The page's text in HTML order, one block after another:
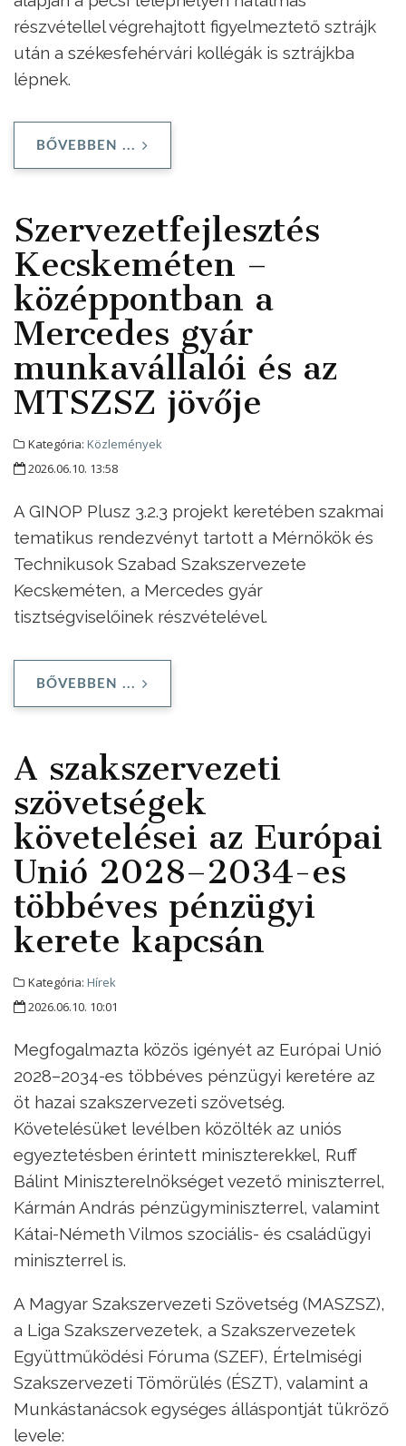
részvétellel végrehajtott figyelmeztető sztrájk
után a székesfehérvári kollégák is sztrájkba
lépnek.
BŐVEBBEN ...
Szervezetfejlesztés
Kecskeméten –
középpontban a
Mercedes gyár
munkavállalói és az
MTSZSZ jövője
Kategória: Közlemények
2026.06.10. 13:58
A GINOP Plusz 3.2.3 projekt keretében szakmai
tematikus rendezvényt tartott a Mérnökök és
Technikusok Szabad Szakszervezete
Kecskeméten, a Mercedes gyár
tisztségviselőinek részvételével.
BŐVEBBEN ...
A szakszervezeti
szövetségek
követelései az Európai
Unió 2028–2034-es
többéves pénzügyi
kerete kapcsán
Kategória: Hírek
2026.06.10. 10:01
Megfogalmazta közös igényét az Európai Unió
2028–2034-es többéves pénzügyi keretére az
öt hazai szakszervezeti szövetség.
Követelésüket levélben közölték az uniós
egyeztetésben érintett miniszterekkel, Ruff
Bálint Miniszterelnökséget vezető miniszterrel,
Kármán András pénzügyminiszterrel, valamint
Kátai-Németh Vilmos szociális- és családügyi
miniszterrel is.
A Magyar Szakszervezeti Szövetség (MASZSZ),
a Liga Szakszervezetek, a Szakszervezetek
Együttműködési Fóruma (SZEF), Értelmiségi
Szakszervezeti Tömörülés (ÉSZT), valamint a
Munkástanácsok egységes álláspontját tükröző
levele: